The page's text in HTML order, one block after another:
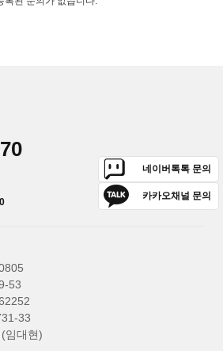
네이버톡톡 문의
카카오채널 문의
53
33
임대현)